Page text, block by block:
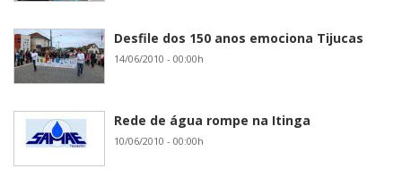
Desfile dos 150 anos emociona Tijucas
14/06/2010 - 00:00h
Rede de água rompe na Itinga
10/06/2010 - 00:00h